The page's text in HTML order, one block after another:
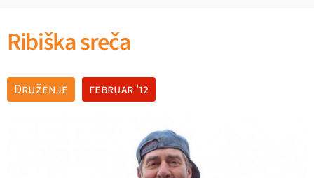
Ribiška sreča
Druženje februar '12